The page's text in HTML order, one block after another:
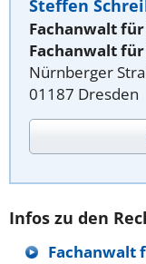
Steffen
Fachanwalt
Fachanwalt
Nürnberger
01187 Dresden
Infos zu den
Fachanwalt